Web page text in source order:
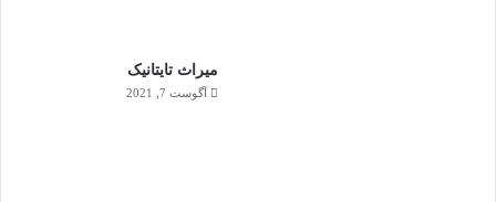
ميراث تايتانيک
آگوست 7, 2021